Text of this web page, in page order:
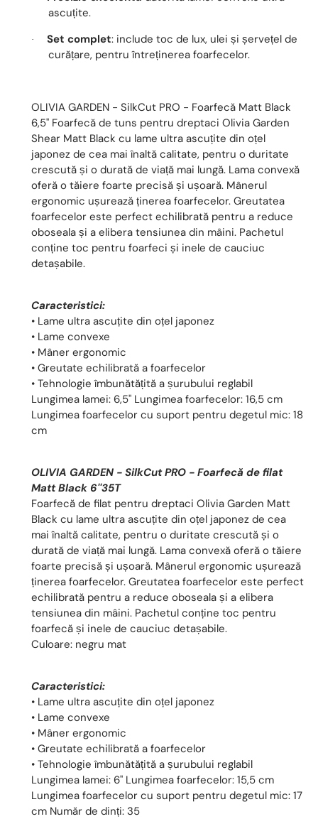
ascuțite.
· Set complet: include toc de lux, ulei și șervețel de
curățare, pentru întreținerea foarfecelor.
OLIVIA GARDEN - SilkCut PRO - Foarfecă Matt Black
6,5" Foarfecă de tuns pentru dreptaci Olivia Garden
Shear Matt Black cu lame ultra ascuțite din oțel
japonez de cea mai înaltă calitate, pentru o duritate
crescută și o durată de viață mai lungă. Lama convexă
oferă o tăiere foarte precisă și ușoară. Mânerul
ergonomic ușurează ținerea foarfecelor. Greutatea
foarfecelor este perfect echilibrată pentru a reduce
oboseala și a elibera tensiunea din mâini. Pachetul
conține toc pentru foarfeci și inele de cauciuc
detașabile.
Caracteristici:
• Lame ultra ascuțite din oțel japonez
• Lame convexe
• Mâner ergonomic
• Greutate echilibrată a foarfecelor
• Tehnologie îmbunătățită a șurubului reglabil
Lungimea lamei: 6,5" Lungimea foarfecelor: 16,5 cm
Lungimea foarfecelor cu suport pentru degetul mic: 18
cm
OLIVIA GARDEN - SilkCut PRO - Foarfecă de filat
Matt Black 6''35T
Foarfecă de filat pentru dreptaci Olivia Garden Matt
Black cu lame ultra ascuțite din oțel japonez de cea
mai înaltă calitate, pentru o duritate crescută și o
durată de viață mai lungă. Lama convexă oferă o tăiere
foarte precisă și ușoară. Mânerul ergonomic ușurează
ținerea foarfecelor. Greutatea foarfecelor este perfect
echilibrată pentru a reduce oboseala și a elibera
tensiunea din mâini. Pachetul conține toc pentru
foarfecă și inele de cauciuc detașabile.
Culoare: negru mat
Caracteristici:
• Lame ultra ascuțite din oțel japonez
• Lame convexe
• Mâner ergonomic
• Greutate echilibrată a foarfecelor
• Tehnologie îmbunătățită a șurubului reglabil
Lungimea lamei: 6" Lungimea foarfecelor: 15,5 cm
Lungimea foarfecelor cu suport pentru degetul mic: 17
cm Număr de dinți: 35